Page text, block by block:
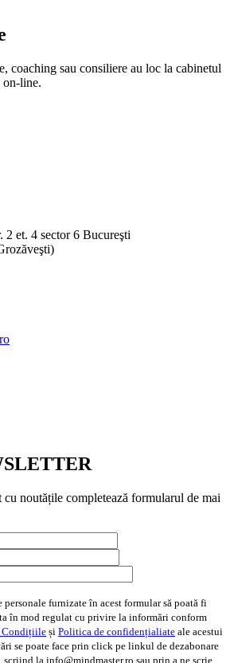
coaching sau consiliere au loc la cabinetul
on-line.
2 et. 4 sector 6 Bucureşti
noutățile completează formularul de mai
furnizate în acest formular să poată fi
în mod regulat cu privire la informări conform
Condițiile și Politica de confidențialiate ale acestui
se poate face prin click pe linkul de dezabonare
la info@mindmaster.ro sau prin a ne scrie